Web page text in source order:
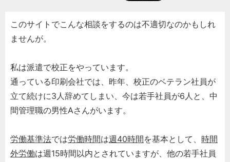
このサイトでこんな相談をするのは不適切なのかもしれ
ませんが。
私は派遣で校正をやっています。
通っている印刷会社では、昨年、校正のベテラン社員が
立て続けに3人辞めてしまい、今は若手社員が6人と、中
間管理職の男性Aさんがいます。
労働基準法では労働時間は週40時間を基本として、 時間
外労働は週15時間以内とされていますが、他の若手社員